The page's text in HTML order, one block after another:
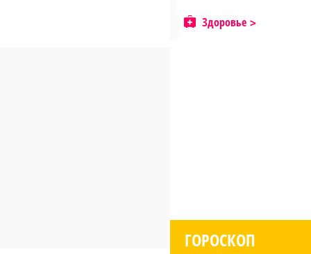
Здоровье
ГОРОСКОП